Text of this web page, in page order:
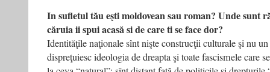
In sufletul tău eşti moldovean sau roman? Unde sunt
căruia ii spui acasă si de care ti se face dor?
Identităţile naţionale sînt nişte construcţii culturale şi nu
dispreţuiesc ideologia de dreapta şi toate fascismele care